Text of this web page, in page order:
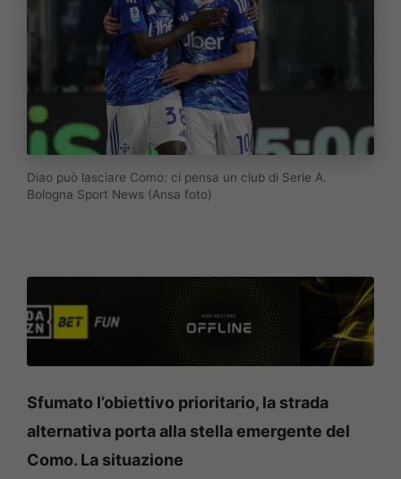
Diao può lasciare Como: ci pensa un club di Serie A.
Bologna Sport News (Ansa foto)
Sfumato l’obiettivo prioritario, la strada
alternativa porta alla stella emergente del
Como. La situazione